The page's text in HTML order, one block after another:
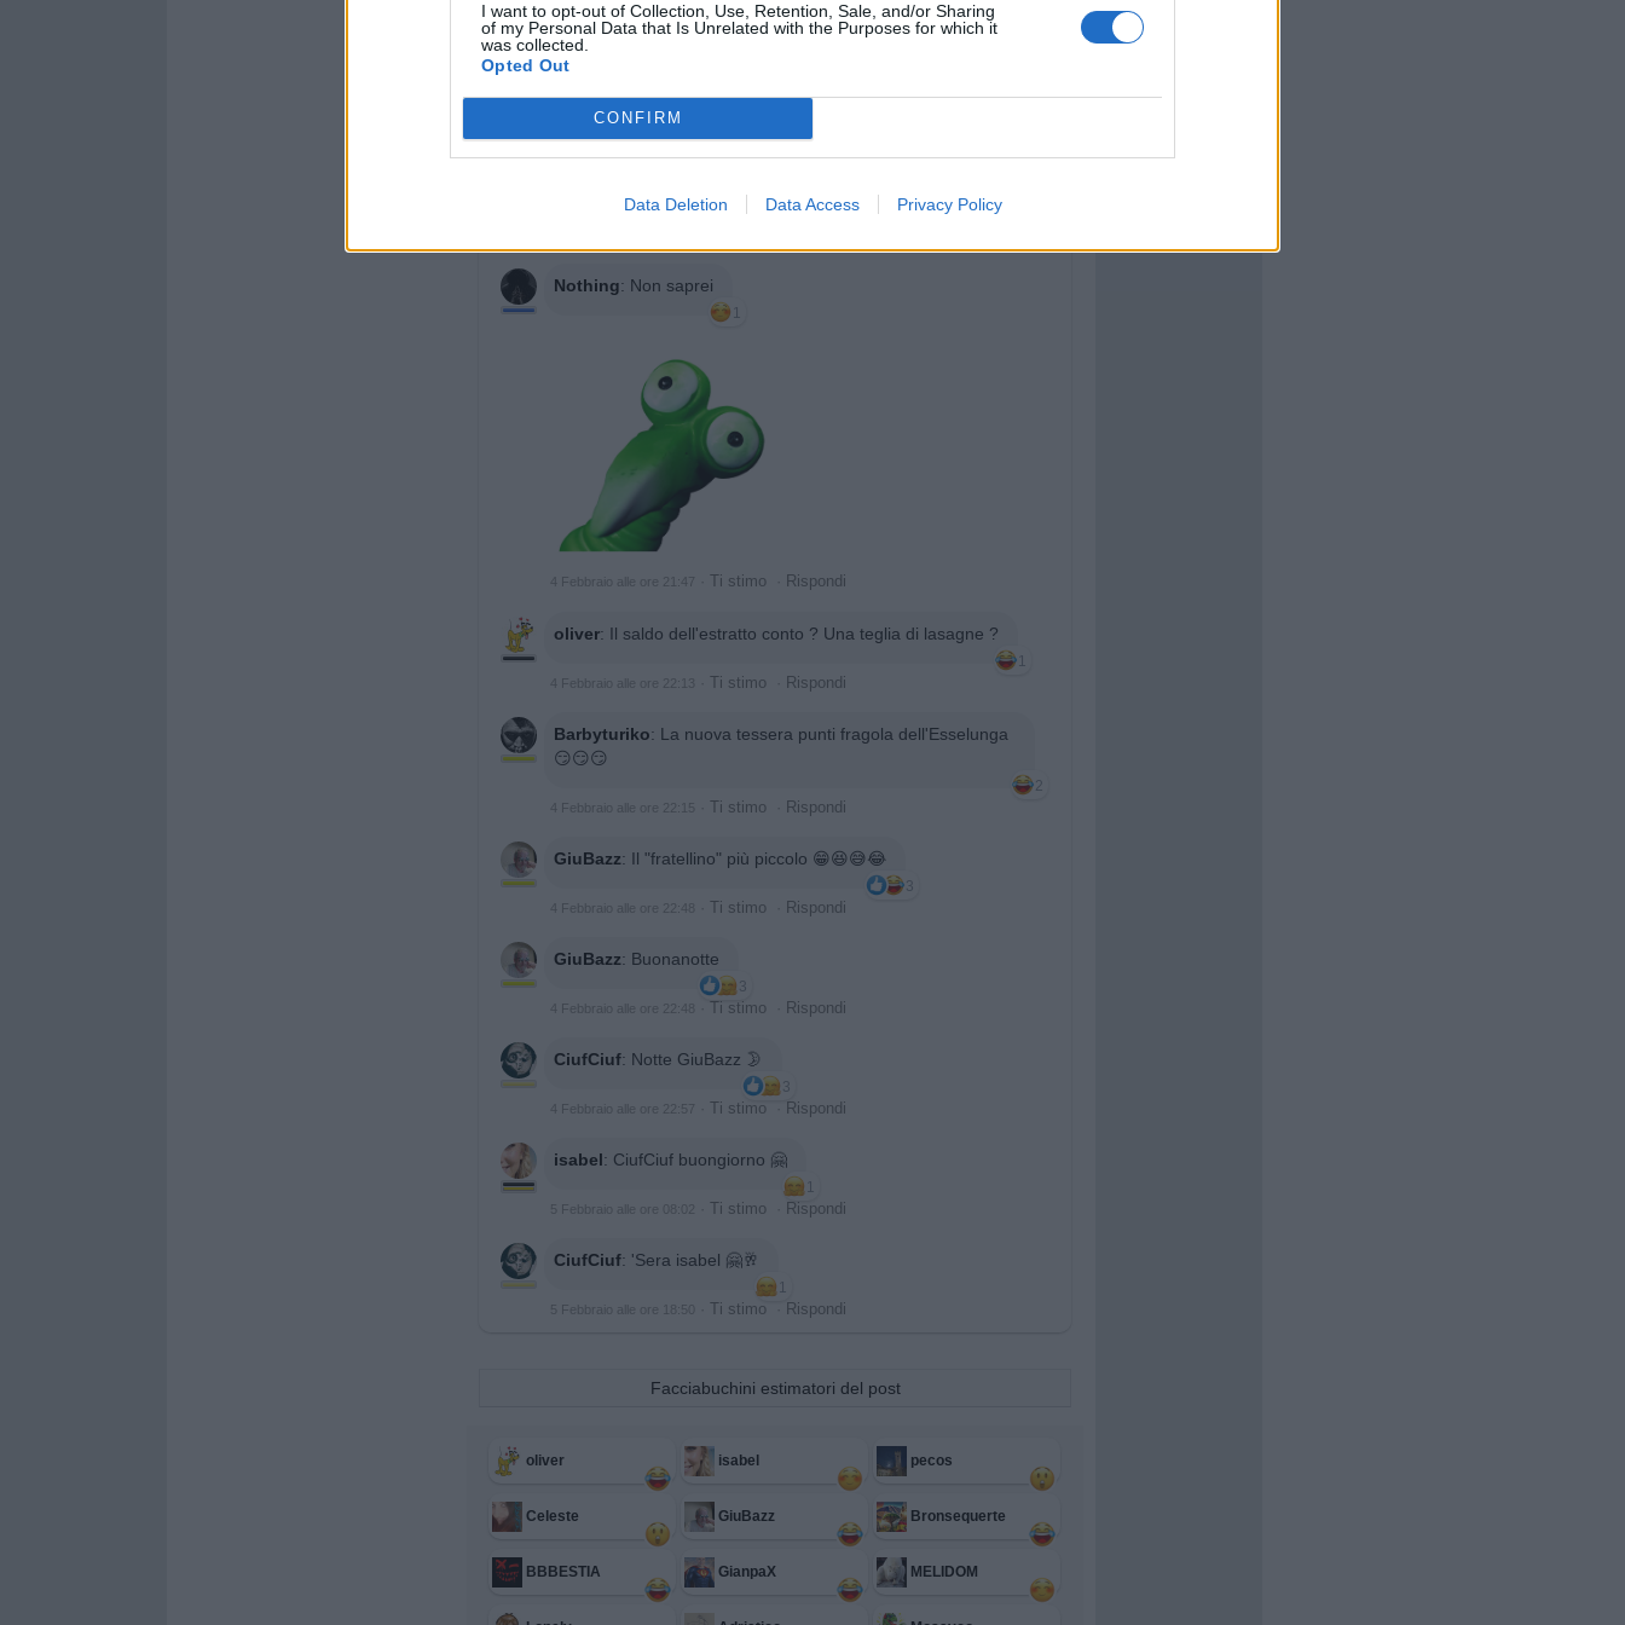
I want to opt-out of Collection, Use, Retention, Sale, and/or Sharing
of my Personal Data that Is Unrelated with the Purposes for which it
was collected.
Opted Out
CONFIRM
Data Deletion Data Access Privacy Policy
Nothing: Non saprei
1
4 Febbraio alle ore 21:47 Ti stimo Rispondi
oliver: Il saldo dell'estratto conto ? Una teglia di lasagne ?
1
4 Febbraio alle ore 22:13 Ti stimo Rispondi
Barbyturiko: La nuova tessera punti fragola dell'Esselunga
😏😏😏
2
4 Febbraio alle ore 22:15 Ti stimo Rispondi
GiuBazz: Il "fratellino" più piccolo 😁😆😅😂
3
4 Febbraio alle ore 22:48 Ti stimo Rispondi
GiuBazz: Buonanotte
3
4 Febbraio alle ore 22:48 Ti stimo Rispondi
CiufCiuf: Notte GiuBazz 🌛
3
4 Febbraio alle ore 22:57 Ti stimo Rispondi
isabel: CiufCiuf buongiorno 🤗
1
5 Febbraio alle ore 08:02 Ti stimo Rispondi
CiufCiuf: 'Sera isabel 🤗🥂
1
5 Febbraio alle ore 18:50 Ti stimo Rispondi
Facciabuchini estimatori del post
oliver isabel pecos
Celeste GiuBazz Bronsequerte
BBBESTIA GianpaX MELIDOM